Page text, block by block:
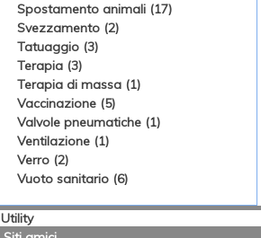
Spostamento animali (17)
Svezzamento (2)
Tatuaggio (3)
Terapia (3)
Terapia di massa (1)
Vaccinazione (5)
Valvole pneumatiche (1)
Ventilazione (1)
Verro (2)
Vuoto sanitario (6)
Utility